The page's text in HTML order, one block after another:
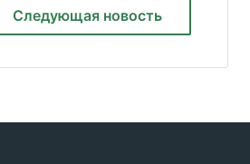
Следующая новость